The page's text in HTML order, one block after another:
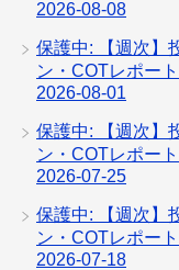
2026-08-08
保護中: 【週次】
ン・COTレポー
2026-08-01
保護中: 【週次】
ン・COTレポー
2026-07-25
保護中: 【週次】
ン・COTレポー
2026-07-18